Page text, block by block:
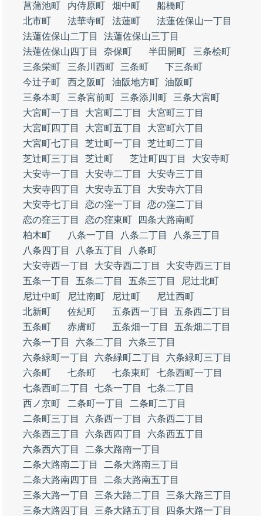
菖蒲池町
内侍原町 畑中町
船橋町
北市町
法華寺町 法蓮町
法蓮佐保山一丁目
法蓮佐保山二丁目
法蓮佐保山三丁目
法蓮佐保山四丁目
奈保町 半田開町
三条桧町
三条栄町
三条川西町 三条町
下三条町
今辻子町
西之阪町 油阪地方町 油阪町
三条本町
三条宮前町 三条添川町
三条大宮町
大宮町一丁目
大宮町二丁目
大宮町三丁目
大宮町四丁目
大宮町五丁目
大宮町六丁目
大宮町七丁目
芝辻町一丁目
芝辻町二丁目
芝辻町三丁目
芝辻町 芝辻町四丁目
大安寺町
大安寺一丁目
大安寺二丁目
大安寺三丁目
大安寺四丁目
大安寺五丁目
大安寺六丁目
大安寺七丁目
恋の窪一丁目
恋の窪二丁目
恋の窪三丁目
恋の窪東町
四条大路南町
柏木町
八条一丁目 八条二丁目
八条三丁目
八条四丁目
八条五丁目
八条町
大安寺西一丁目
大安寺西二丁目
大安寺西三丁目
五条一丁目
五条二丁目 五条三丁目
尼辻北町
尼辻中町
尼辻南町 尼辻町
尼辻西町
北新町
佐紀町 五条西一丁目
五条西二丁目
五条町
赤膚町 五条畑一丁目
五条畑二丁目
六条一丁目
六条二丁目
六条三丁目
六条緑町一丁目
六条緑町二丁目
六条緑町三丁目
六条町
七条町 七条東町
七条西町一丁目
七条西町二丁目
七条一丁目
七条二丁目
西ノ京町
二条町一丁目
二条町二丁目
二条町三丁目
六条西一丁目
六条西二丁目
六条西三丁目
六条西四丁目
六条西五丁目
六条西六丁目
二条大路南一丁目
二条大路南二丁目
二条大路南三丁目
二条大路南四丁目
二条大路南五丁目
三条大路一丁目
三条大路二丁目
三条大路三丁目
三条大路四丁目
三条大路五丁目
四条大路一丁目